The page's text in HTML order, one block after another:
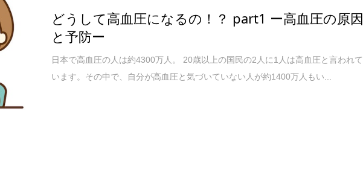
どうして高血圧になるの！？ part1 ー高血圧の原因
と予防ー
日本で高血圧の人は約4300万人。 20歳以上の国民の2人に1人は高血圧と言われて
います。その中で、自分が高血圧と気づいていない人が約1400万人もい...